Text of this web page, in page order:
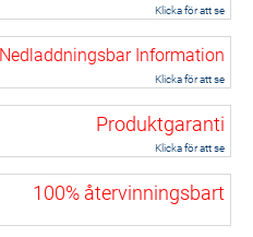
Klicka för att se
Nedladdningsbar Information
Klicka för att se
Produktgaranti
Klicka för att se
100% återvinningsbart